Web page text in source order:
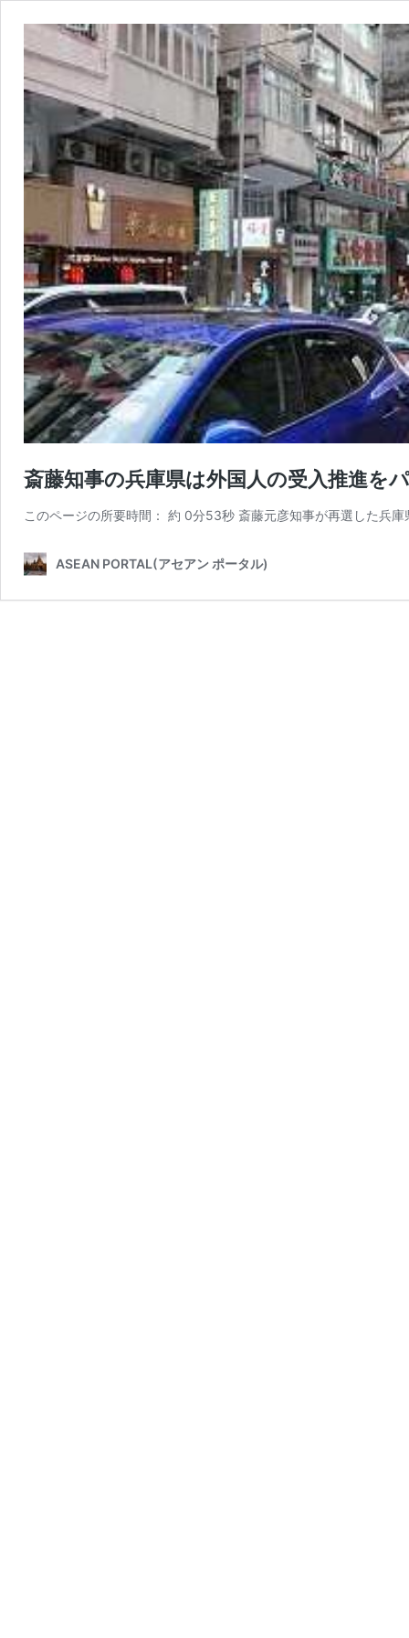
斎藤知事の兵庫県は外国人の受入推進を
このページの所要時間： 約 0分53秒 斎藤元彦知事が再選した兵
ASEAN PORTAL(アセアン ポータル)